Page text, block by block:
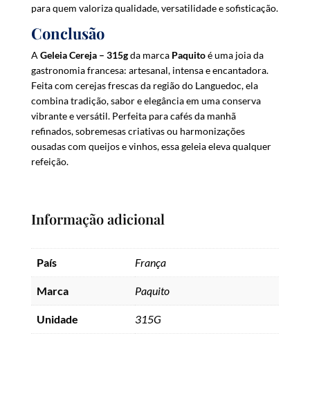
para quem valoriza qualidade, versatilidade e sofisticação.
Conclusão
A Geleia Cereja – 315gda marca Paquitoé uma joia da
gastronomia francesa: artesanal, intensa e encantadora.
Feita com cerejas frescas da região do Languedoc, ela
combina tradição, sabor e elegância em uma conserva
vibrante e versátil. Perfeita para cafés da manhã
refinados, sobremesas criativas ou harmonizações
ousadas com queijos e vinhos, essa geleia eleva qualquer
refeição.
Informação adicional
País França
Marca Paquito
Unidade 315G